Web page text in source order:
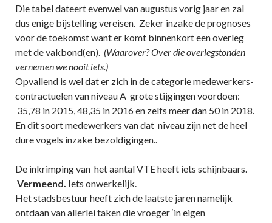
Die tabel dateert evenwel van augustus vorig jaar en zal
dus enige bijstelling vereisen. Zeker inzake de prognoses
voor de toekomst want er komt binnenkort een overleg
met de vakbond(en). (Waarover? Over die overlegstonden
vernemen we nooit iets.)
Opvallend is wel dat er zich in de categorie medewerkers-
contractuelen van niveau A grote stijgingen voordoen:
35,78 in 2015, 48,35 in 2016 en zelfs meer dan 50 in 2018.
En dit soort medewerkers van dat niveau zijn net de heel
dure vogels inzake bezoldigingen..
De inkrimping van het aantal VTE heeft iets schijnbaars.
Vermeend. Iets onwerkelijk.
Het stadsbestuur heeft zich de laatste jaren namelijk
ontdaan van allerlei taken die vroeger ‘in eigen